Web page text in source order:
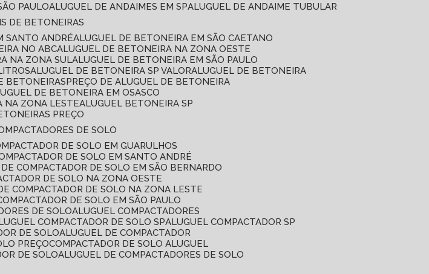
PAULO ALUGUEL DE ANDAIMES EM SP ALUGUEL DE ANDAIME TUBULAR
DE BETONEIRAS
SANTO ANDRÉ ALUGUEL DE BETONEIRA EM SÃO CAETANO
NO ABC ALUGUEL DE BETONEIRA NA ZONA OESTE
NA ZONA SUL ALUGUEL DE BETONEIRA EM SÃO PAULO
ALUGUEL DE BETONEIRA SP VALOR ALUGUEL DE BETONEIRA
BETONEIRAS
PREÇO DE ALUGUEL DE BETONEIRA
DE BETONEIRA EM OSASCO
NA ZONA LESTE ALUGUEL BETONEIRA SP
PREÇO
DE SOLO
DE SOLO EM GUARULHOS
DE SOLO EM SANTO ANDRÉ
DE COMPACTADOR DE SOLO EM SÃO BERNARDO
DE SOLO NA ZONA OESTE
COMPACTADOR DE SOLO NA ZONA LESTE
DE SOLO EM SÃO PAULO
DE SOLO ALUGUEL COMPACTADORES
COMPACTADOR DE SOLO SP ALUGUEL COMPACTADOR SP
DE SOLO ALUGUEL DE COMPACTADOR
PREÇO COMPACTADOR DE SOLO ALUGUEL
DE SOLO ALUGUEL DE COMPACTADORES DE SOLO